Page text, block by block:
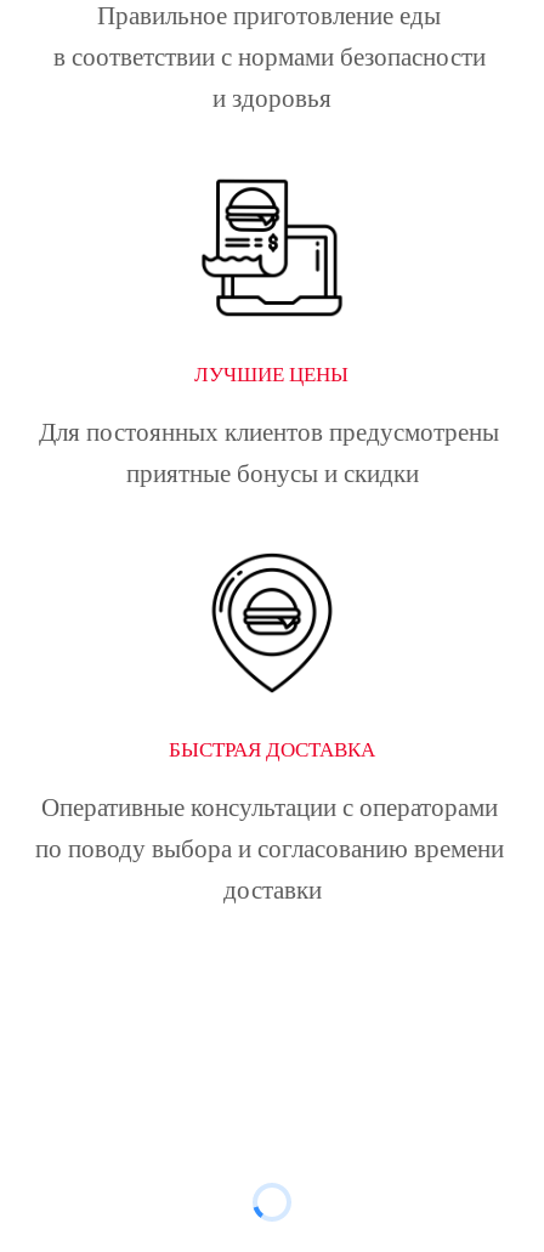
Правильное приготовление еды
в соответствии с нормами безопасности
и здоровья
ЛУЧШИЕ ЦЕНЫ
Для постоянных клиентов предусмотрены
приятные бонусы и скидки
БЫСТРАЯ ДОСТАВКА
Оперативные консультации с операторами
по поводу выбора и согласованию времени
доставки